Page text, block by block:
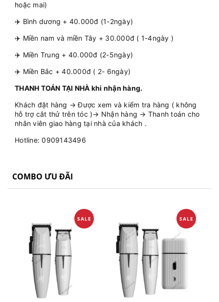
hoặc mai)
✈️ Bình dương + 40.000đ (1-2ngày)
✈️ Miền nam và miền Tây + 30.000đ ( 1-4ngày )
✈️ Miền Trung + 40.000đ (2-5ngày)
✈️ Miền Bắc + 40.000đ ( 2- 6ngày)
THANH TOÁN TẠI NHÀ khi nhận hàng.
Khách đặt hàng → Được xem và kiểm tra hàng ( không
hỗ trợ cắt thử trên tóc )→ Nhận hàng → Thanh toán cho
nhân viên giao hàng tại nhà của khách .
Hotline: 0909143496
COMBO ƯU ĐÃI
SALE SALE